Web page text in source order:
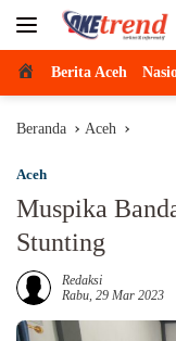
Beranda
Berita Aceh
Beranda Aceh
Aceh
Muspika
Stunting
Redaksi
Rabu, 29 Mar 2023